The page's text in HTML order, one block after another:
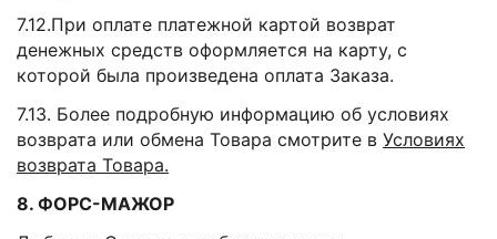
7.12.При оплате платежной картой возврат
денежных средств оформляется на карту, с
которой была произведена оплата Заказа.
7.13. Более подробную информацию об условиях
возврата или обмена Товара смотрите в Условиях
возврата Товара.
8. ФОРС-МАЖОР